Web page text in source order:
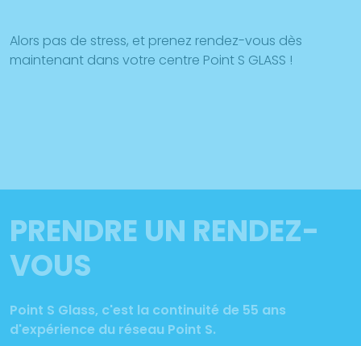
Alors pas de stress, et prenez rendez-vous dès
maintenant dans votre centre Point S GLASS !
PRENDRE UN RENDEZ-
VOUS
Point S Glass, c'est la continuité de 55 ans
d'expérience du réseau Point S.